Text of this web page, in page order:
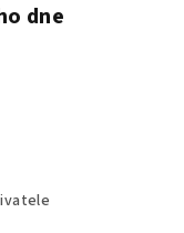
dne